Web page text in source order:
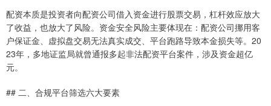
配资本质是投资者向配资公司借入资金进行股票交易，杠杆效应放大
了收益，也放大了风险。资金安全风险主要体现在：配资公司挪用客
户保证金、虚拟盘交易无法真实成交、平台跑路导致本金损失等。20
23年，多地证监局就曾通报多起非法配资平台案件，涉及资金超亿
元。
## 二、合规平台筛选六大要素